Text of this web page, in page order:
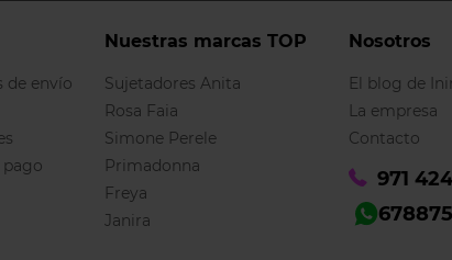
de envío
pago
Nuestras marcas TOP
Sujetadores Anita
Rosa Faia
Simone Perele
Primadonna
Freya
Janira
Nosotros
El blog de
La empresa
Contacto
971